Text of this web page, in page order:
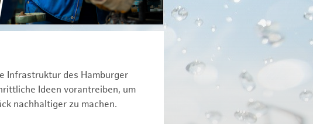
Infrastruktur des Hamburger
Ideen vorantreiben, um
nachhaltiger zu machen.